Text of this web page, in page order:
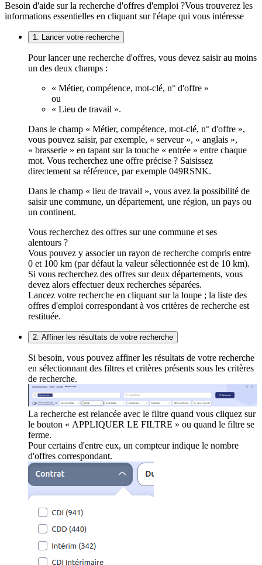
Besoin d'aide sur la recherche d'offres d'emploi ?Vous trouverez les
informations essentielles en cliquant sur l'étape qui vous intéresse
1. Lancer votre recherche
Pour lancer une recherche d'offres, vous devez saisir au moins
un des deux champs :
« Métier, compétence, mot-clé, n° d'offre »
ou
« Lieu de travail ».
Dans le champ « Métier, compétence, mot-clé, n° d'offre »,
vous pouvez saisir, par exemple, « serveur », « anglais »,
« brasserie » en tapant sur la touche « entrée » entre chaque
mot. Vous recherchez une offre précise ? Saisissez
directement sa référence, par exemple 049RSNK.
Dans le champ « lieu de travail », vous avez la possibilité de
saisir une commune, un département, une région, un pays ou
un continent.
Vous recherchez des offres sur une commune et ses
alentours ?
Vous pouvez y associer un rayon de recherche compris entre
0 et 100 km (par défaut la valeur sélectionnée est de 10 km).
Si vous recherchez des offres sur deux départements, vous
devez alors effectuer deux recherches séparées.
Lancez votre recherche en cliquant sur la loupe ; la liste des
offres d'emploi correspondant à vos critères de recherche est
restituée.
2. Affiner les résultats de votre recherche
Si besoin, vous pouvez affiner les résultats de votre recherche
en sélectionnant des filtres et critères présents sous les critères
de recherche.
La recherche est relancée avec le filtre quand vous cliquez sur
le bouton « APPLIQUER LE FILTRE » ou quand le filtre se
ferme.
Pour certains d'entre eux, un compteur indique le nombre
d'offres correspondant.